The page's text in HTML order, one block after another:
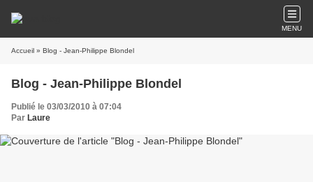
MENU
Accueil » Blog - Jean-Philippe Blondel
Blog - Jean-Philippe Blondel
Publié le 03/03/2010 à 07:04
Par Laure